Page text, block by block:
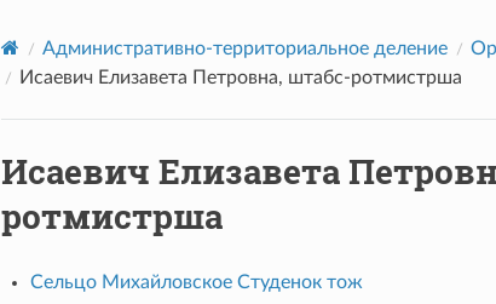
Административно-территориальное деление
Исаевич Елизавета Петровна, штабс-ротмистрша
Исаевич Елизавета
ротмистрша
Сельцо Михайловское Студенок тож